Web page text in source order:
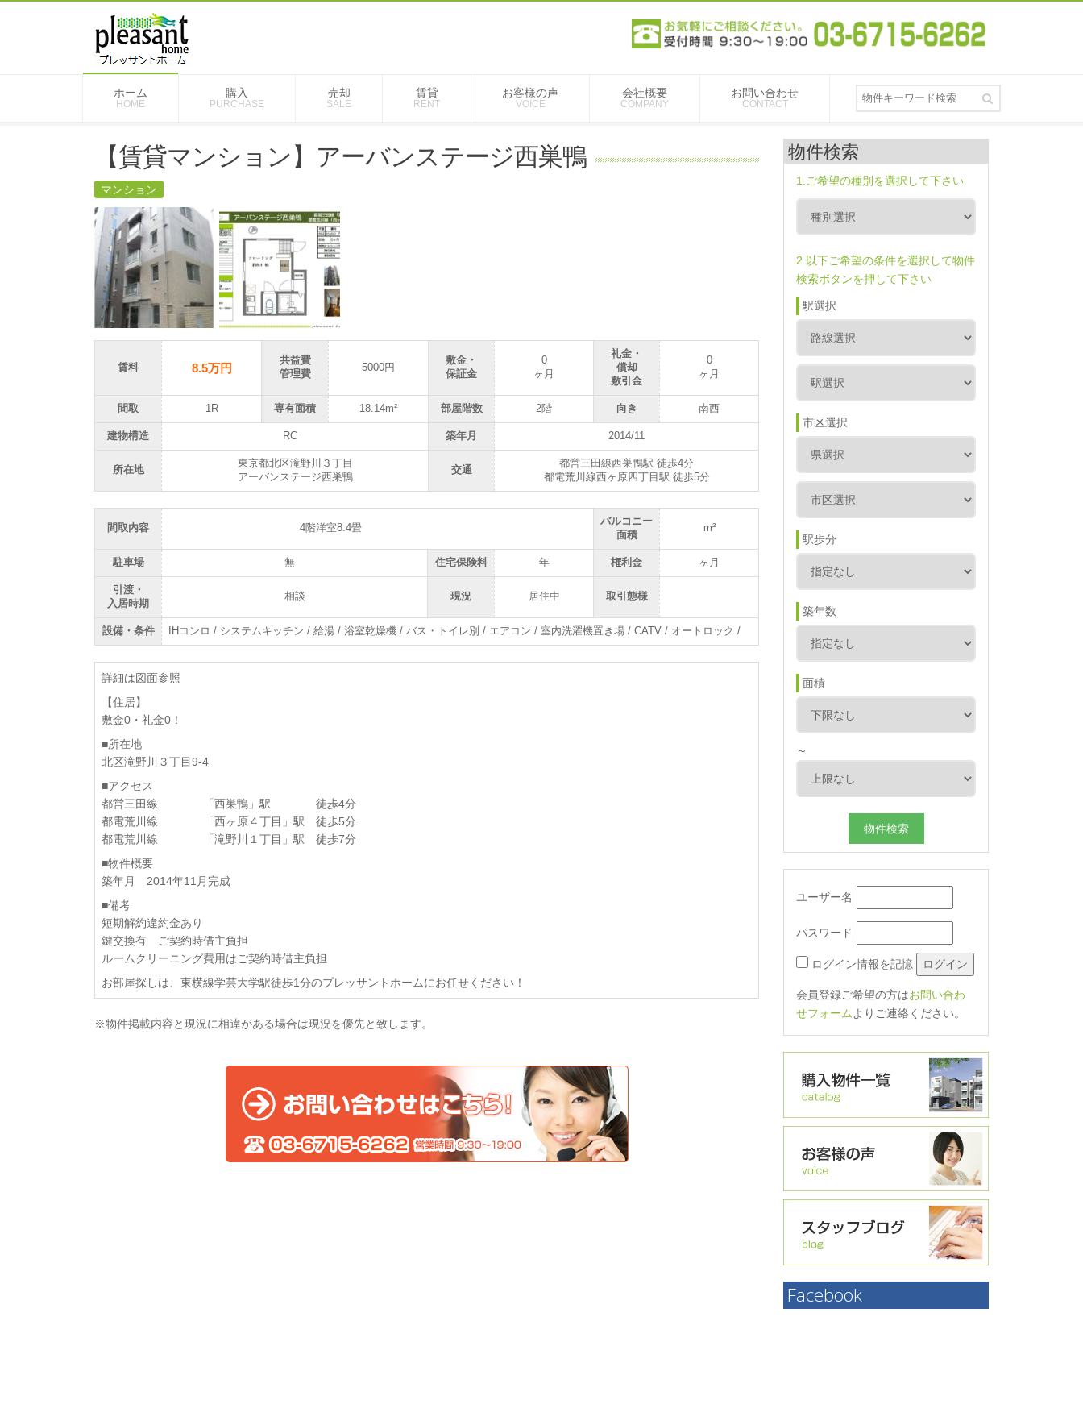
ホーム
HOME
購入
PURCHASE
売却
SALE
賃貸
RENT
お客様の声
VOICE
会社概要
COMPANY
お問い合わせ
CONTACT
【賃貸マンション】アーバンステージ西巣鴨
マンション
賃料 8.5万円
共益費
管理費
5000円
敷金・
保証金
0
ヶ月
礼金・
償却
敷引金
0
ヶ月
間取 1R 専有面積 18.14m² 部屋階数 2階 向き 南西
建物構造 RC 築年月 2014/11
所在地
東京都北区滝野川３丁目
アーバンステージ西巣鴨
交通
都営三田線西巣鴨駅 徒歩4分
都電荒川線西ヶ原四丁目駅 徒歩5分
間取内容 4階洋室8.4畳
バルコニー
面積
m²
駐車場 無 住宅保険料 年 権利金 ヶ月
引渡・
入居時期
相談 現況 居住中 取引態様
設備・条件 IHコンロ / システムキッチン / 給湯 / 浴室乾燥機 / バス・トイレ別 / エアコン / 室内洗濯機置き場 / CATV / オートロック /
詳細は図面参照
【住居】
敷金0・礼金0！
■所在地
北区滝野川３丁目9-4
■アクセス
都営三田線 「西巣鴨」駅 徒歩4分
都電荒川線 「西ヶ原４丁目」駅 徒歩5分
都電荒川線 「滝野川１丁目」駅 徒歩7分
■物件概要
築年月 2014年11月完成
■備考
短期解約違約金あり
鍵交換有 ご契約時借主負担
ルームクリーニング費用はご契約時借主負担
お部屋探しは、東横線学芸大学駅徒歩1分のプレッサントホームにお任せください！
※物件掲載内容と現況に相違がある場合は現況を優先と致します。
物件検索
1.ご希望の種別を選択して下さい
2.以下ご希望の条件を選択して物件
検索ボタンを押して下さい
駅選択
市区選択
駅歩分
築年数
面積
～
ユーザー名
パスワード
ログイン情報を記憶
会員登録ご希望の方はお問い合わ
せフォーム よりご連絡ください。
Facebook